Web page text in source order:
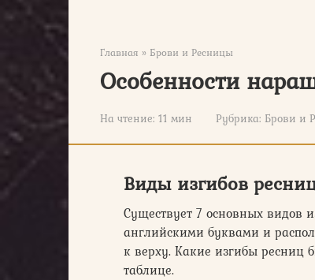
Главная » Брови и Ресницы
Особенности
На чтение: 11 мин Рубрика: Брови и
Виды изгибов
Существует 7 основных видов
английскими буквами и
к верху. Какие изгибы ресниц
таблице.